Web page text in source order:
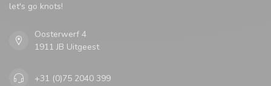
let's go knots!
Oosterwerf 4
1911 JB Uitgeest
+31 (0)75 2040 399